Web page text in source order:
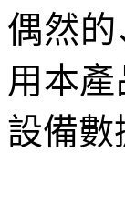
偶然
用本產
設備數